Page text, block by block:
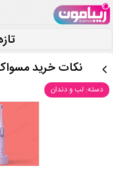
نکات خرید
دسته: لب و دندان